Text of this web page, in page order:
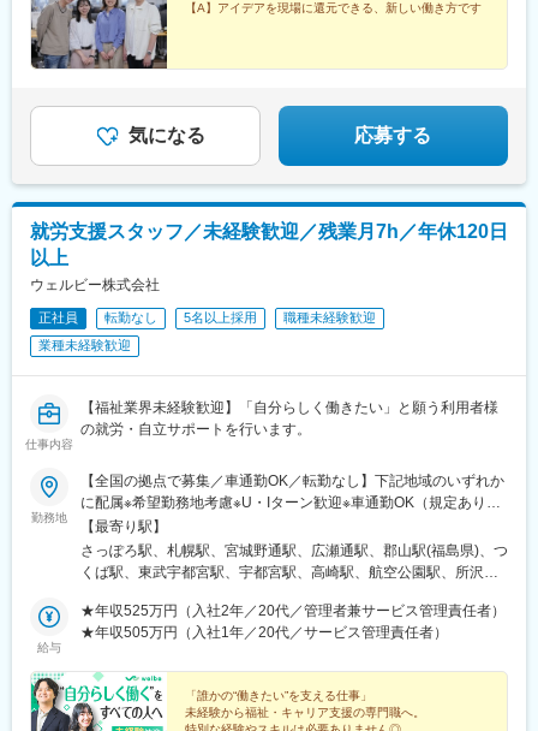
働き方も】━━将来的に地元を離れたい方は、半年ほど地元勤務
後、東京神奈川など首都圏への転勤も可能！移住支援制度（費用
会社負担）もあり、早期キャリアアップも見込めます！
谷駅、横浜駅、辻堂駅、淵野辺駅、いずみ中央駅、越後赤塚駅、
新潟駅、見附駅、名鉄岐阜駅、松本駅、積志駅、東静岡駅、桜橋
駅(静岡県)、小垣江駅、北新川駅、神領駅、名鉄名古屋駅、小野駅
駅、神宮丸太町駅、古市駅(大阪府)、大日駅、門真南駅、瑞光四丁
目駅、星ケ丘駅(大阪府)、城北公園通駅、南巽駅、崇禅寺駅、尼崎
駅(阪神線)、山陽天満駅、加古川駅、新神戸駅、住吉駅(兵庫県・
東海道)、香櫨園駅、中山寺駅、大久保駅(兵庫県)、舞子公園駅、
六甲駅、富雄駅、横川駅、小網町駅、吉塚駅、茶山駅(福岡県)、九
通り駅、代々木八幡駅、立場駅
【A】アイデアを現場に還元できる、新しい働き方です
気になる 応募する
就労支援スタッフ／未経験歓迎／残業月7h／年休120日
以上
ウェルビー株式会社
正社員 転勤なし 5名以上採用
職種未経験歓迎
業種未経験歓迎
仕事内容
【福祉業界未経験歓迎】「自分らしく働きたい」と願う利用者様
の就労・自立サポートを行います。
勤務地
【全国の拠点で募集／車通勤OK／転勤なし】下記地域のいずれか
に配属※希望勤務地考慮※U・Iターン歓迎※車通勤OK（規定あり）
■北海道・東北北海道、宮城、福島■関東茨城、栃木、群馬、埼
玉、千葉、東京、神奈川 ■中部新潟、富山、石川、長野、岐阜、
静岡、愛知■近畿三重、滋賀、京都、大阪、兵庫、奈良、和歌山 ■
熊本、大分、宮崎、鹿児島、沖縄＼新規開所予定センター／■R三
宮／神戸市中央区御幸通6-1-20■津駅前／津市栄町3-142-1■ウェ
本八幡／市川市南八幡4-15-15■三田駅前／三田市駅前町1-38■泉
佐野／大阪府泉佐野市上町3-3-18■佐賀／佐賀市駅前中央1-7-1■つ
くば／つくば市吾妻1-10-1■相模大野／相模原市南区相模大野3-
【最寄り駅】
さっぽろ駅、札幌駅、宮城野通駅、広瀬通駅、郡山駅(福島県)、つ
くば駅、東武宇都宮駅、宇都宮駅、高崎駅、航空公園駅、所沢
加駅、春日部駅、西船橋駅、松戸駅、京成千葉駅、千葉駅、本八
幡駅(総武線)、秋葉原駅、三鷹駅、北千住駅、町田駅、錦糸町駅、
駅、新横浜駅、本厚木駅、藤沢駅、溝の口駅、上大岡駅、戸塚
駅、横須賀中央駅、川崎駅、京急川崎駅、平塚駅、向ケ丘遊園
駅、橋本駅(神奈川県)、相模大野駅、横浜駅、新潟駅、電気ビル前
給与
★年収525万円（入社2年／20代／管理者兼サービス管理責任者）
★年収505万円（入社1年／20代／サービス管理責任者）
「誰かの“働きたい”を支える仕事」
未経験から福祉・キャリア支援の専門職へ。